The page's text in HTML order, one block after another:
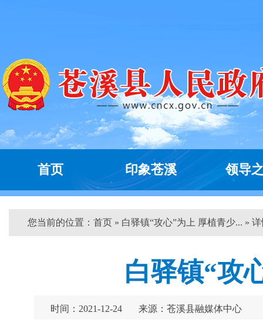
首页 印象苍溪 领导
您当前的位置： 首页 » 白驿镇“攻心”为上 厚植青少... »
白驿镇“攻
时间：2021-12-24 来源：苍溪县融媒体中心